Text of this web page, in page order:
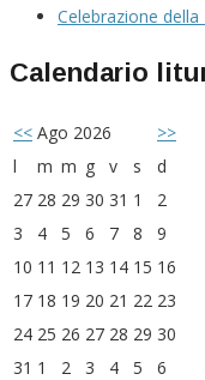
Celebrazione
Calendario
<< Ago 2026
>>
l
m m g v s
d
27 28 29 30 31 1
2
3
4 5 6 7 8
9
10 11 12 13 14 15 16
17 18 19 20 21 22 23
24 25 26 27 28 29 30
31 1 2 3 4 5 6